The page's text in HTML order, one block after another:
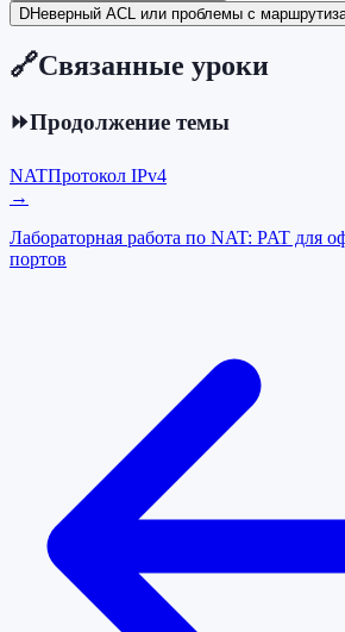
DНеверный ACL или проблемы с
🔗Связанные уроки
⏩Продолжение темы
NATПротокол IPv4
→
Лабораторная работа по NAT: PAT для
портов